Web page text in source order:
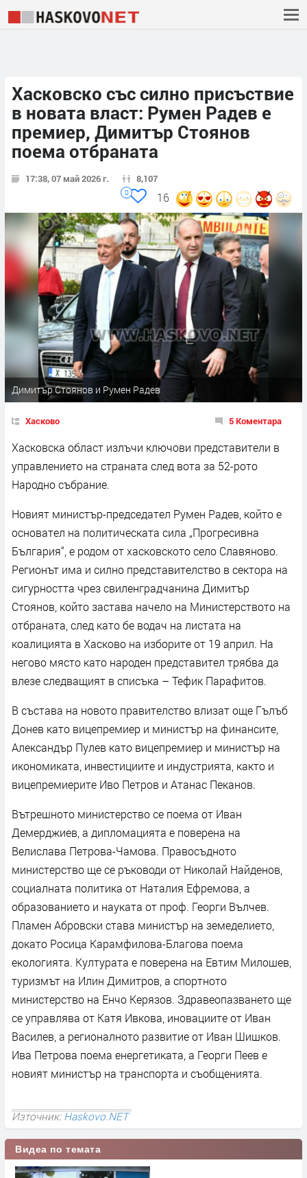
Хасковско със силно присъствие
в новата власт: Румен Радев е
премиер, Димитър Стоянов
поема отбраната
17:38, 07 май 2026 г. 8,107
16
0
Димитър Стоянов и Румен Радев
Хасково 5 Коментара
Хасковска област излъчи ключови представители в
управлението на страната след вота за 52-рото
Народно събрание.
Новият министър-председател Румен Радев, който е
основател на политическата сила „Прогресивна
България“, е родом от хасковското село Славяново.
Регионът има и силно представителство в сектора на
сигурността чрез свиленградчанина Димитър
Стоянов, който застава начело на Министерството на
отбраната, след като бе водач на листата на
коалицията в Хасково на изборите от 19 април. На
негово място като народен представител трябва да
влезе следващият в списъка – Тефик Парафитов.
В състава на новото правителство влизат още Гълъб
Донев като вицепремиер и министър на финансите,
Александър Пулев като вицепремиер и министър на
икономиката, инвестициите и индустрията, както и
вицепремиерите Иво Петров и Атанас Пеканов.
Вътрешното министерство се поема от Иван
Демерджиев, а дипломацията е поверена на
Велислава Петрова-Чамова. Правосъдното
министерство ще се ръководи от Николай Найденов,
социалната политика от Наталия Ефремова, а
образованието и науката от проф. Георги Вълчев.
Пламен Абровски става министър на земеделието,
докато Росица Карамфилова-Благова поема
екологията. Културата е поверена на Евтим Милошев,
туризмът на Илин Димитров, а спортното
министерство на Енчо Керязов. Здравеопазването ще
се управлява от Катя Ивкова, иновациите от Иван
Василев, а регионалното развитие от Иван Шишков.
Ива Петрова поема енергетиката, а Георги Пеев е
новият министър на транспорта и съобщенията.
Източник:Haskovo.NET
Видеа по темата